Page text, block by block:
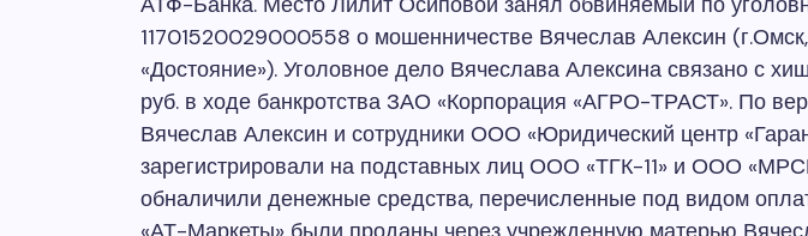
11701520029000558 о мошенничестве Вячеслав Алексин
«Достояние»). Уголовное дело Вячеслава Алексина связано с
руб. в ходе банкротства ЗАО «Корпорация «АГРО-ТРАСТ». По
Вячеслав Алексин и сотрудники ООО «Юридический центр
зарегистрировали на подставных лиц ООО «ТГК-11» и ООО
обналичили денежные средства, перечисленные под видом